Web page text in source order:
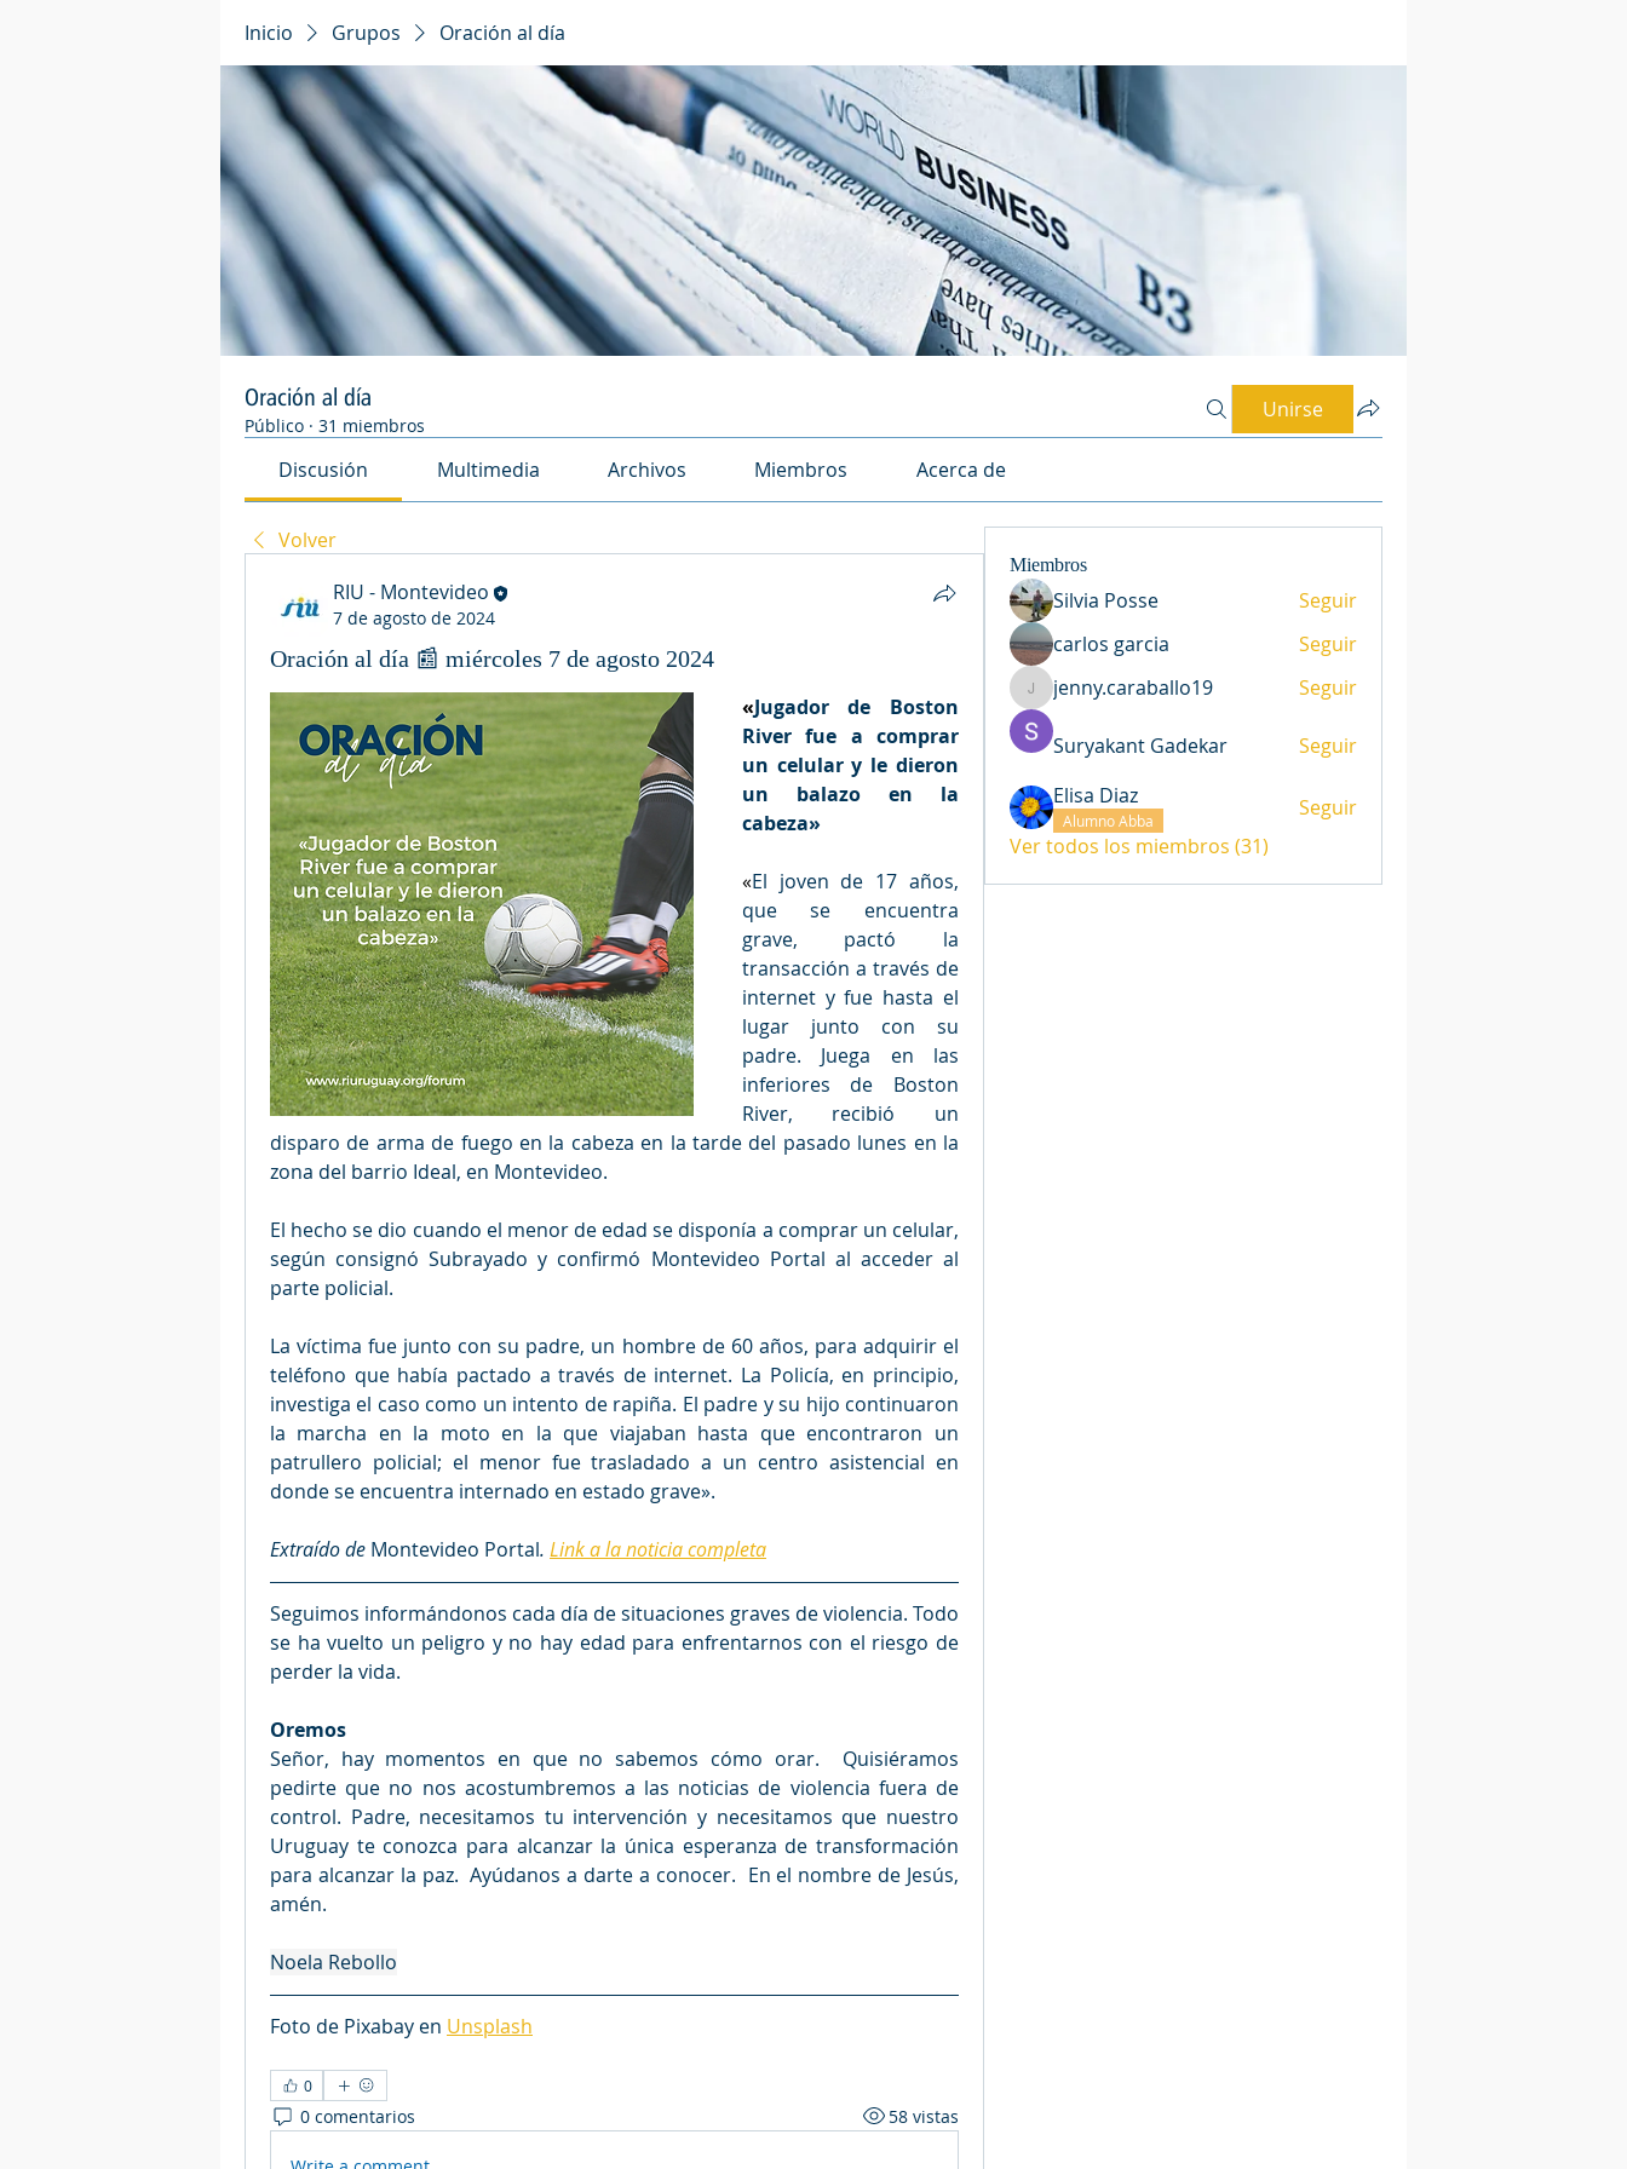
Inicio Grupos Oración al día
Oración al día
Público · 31 miembros
Unirse
Discusión Multimedia Archivos Miembros Acerca de
Volver
RIU - Montevideo
7 de agosto de 2024
Oración al día 📰 miércoles 7 de agosto 2024
«Jugador de Boston
River fue a comprar
un celular y le dieron
un balazo en la
cabeza»
«El joven de 17 años,
que se encuentra
grave, pactó la
transacción a través de
internet y fue hasta el
lugar junto con su
padre. Juega en las
inferiores de Boston
River, recibió un
disparo de arma de fuego en la cabeza en la tarde del pasado lunes en la
zona del barrio Ideal, en Montevideo.
El hecho se dio cuando el menor de edad se disponía a comprar un celular,
según consignó Subrayado y confirmó Montevideo Portal al acceder al
parte policial.
La víctima fue junto con su padre, un hombre de 60 años, para adquirir el
teléfono que había pactado a través de internet. La Policía, en principio,
investiga el caso como un intento de rapiña. El padre y su hijo continuaron
la marcha en la moto en la que viajaban hasta que encontraron un
patrullero policial; el menor fue trasladado a un centro asistencial en
donde se encuentra internado en estado grave».
Extraído de Montevideo Portal. Link a la noticia completa
Seguimos informándonos cada día de situaciones graves de violencia. Todo
se ha vuelto un peligro y no hay edad para enfrentarnos con el riesgo de
perder la vida.
Oremos
Señor, hay momentos en que no sabemos cómo orar.  Quisiéramos
pedirte que no nos acostumbremos a las noticias de violencia fuera de
control. Padre, necesitamos tu intervención y necesitamos que nuestro
Uruguay te conozca para alcanzar la única esperanza de transformación
para alcanzar la paz.  Ayúdanos a darte a conocer.  En el nombre de Jesús,
amén.
Noela Rebollo
Foto de Pixabay en Unsplash
0
0 comentarios 58 vistas
Miembros
Silvia Posse
Seguir
carlos garcia
Seguir
jenny.caraballo19
jenny.caraballo19 Seguir
Suryakant Gadekar
Seguir
Elisa Diaz
Alumno Abba
Seguir
Ver todos los miembros (31)